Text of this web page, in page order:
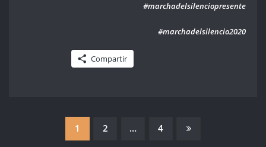
#marchadelsilenciopresente
#marchadelsilencio2020
Compartir
PAGINACIÓN
1 2 … 4